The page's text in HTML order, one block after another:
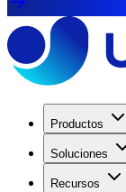
Productos
Soluciones
Recursos